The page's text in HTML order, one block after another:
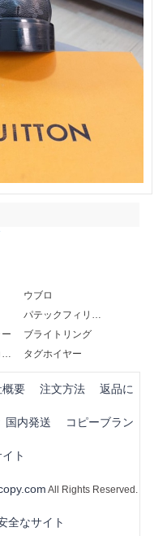
ウブロ
ブライトリング
タグホイヤー
概要 注文方法 返品に
国内発送 コピーブラン
ト
All Rights Reserved.
全なサイト